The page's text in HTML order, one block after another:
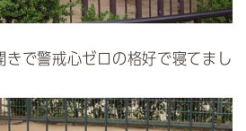
で警戒心ゼロの格好で寝てまし